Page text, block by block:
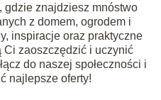
gdzie znajdziesz mnóstwo
z domem, ogrodem i
inspiracje oraz praktyczne
zaoszczędzić i uczynić
do naszej społeczności i
najlepsze oferty!